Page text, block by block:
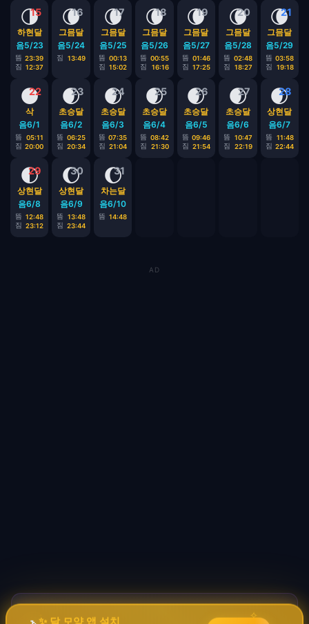
15
🌗
하현달
음5/23
뜸 23:39
짐 12:37
16
🌘
그믐달
음5/24
짐 13:49
17
🌘
그믐달
음5/25
뜸 00:13
짐 15:02
18
🌘
그믐달
음5/26
뜸 00:55
짐
16:16
19
🌘
그믐달
음5/27
뜸 01:46
짐 17:25
20
🌘
그믐달
음5/28
뜸 02:48
짐
18:27
21
🌘
그믐달
음5/29
뜸 03:58
짐
19:18
22
🌑
삭
음6/1
뜸
05:11
짐 20:00
23
🌒
초승달
음6/2
뜸 06:25
짐 20:34
24
🌒
초승달
음6/3
뜸 07:35
짐 21:04
25
🌒
초승달
음6/4
뜸 08:42
짐
21:30
26
🌒
초승달
음6/5
뜸 09:46
짐 21:54
27
🌒
초승달
음6/6
뜸
10:47
짐
22:19
28
🌒
상현달
음6/7
뜸
11:48
짐 22:44
29
🌓
상현달
음6/8
뜸 12:48
짐 23:12
30
🌔
상현달
음6/9
뜸
13:48
짐 23:44
31
🌔
차는달
음6/10
뜸 14:48
AD
🚀 바이브코딩 배워서 돈 벌자
코딩 몰라도 AI로 자동화 수익 시스템 구축 · 무료
✦ ✧